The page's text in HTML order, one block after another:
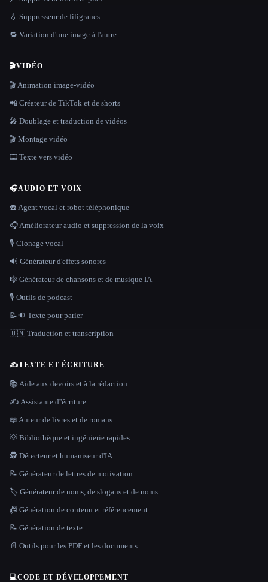
💧 Suppresseur de filigranes
🔁 Variation d'une image à l'autre
🎬VIDÉO
🎬 Animation image-vidéo
📲 Créateur de TikTok et de shorts
🎤 Doublage et traduction de vidéos
🎬 Montage vidéo
🎞️ Texte vers vidéo
🎧AUDIO ET VOIX
☎️ Agent vocal et robot téléphonique
🎧 Améliorateur audio et suppression de la voix
🎙️ Clonage vocal
🔊 Générateur d'effets sonores
🎼 Générateur de chansons et de musique IA
🎙️ Outils de podcast
📝🔉 Texte pour parler
🇺🇳 Traduction et transcription
✍️TEXTE ET ÉCRITURE
📚 Aide aux devoirs et à la rédaction
✍️ Assistante d''écriture
📖 Auteur de livres et de romans
💡 Bibliothèque et ingénierie rapides
🕵️ Détecteur et humaniseur d'IA
📝 Générateur de lettres de motivation
🏷️ Générateur de noms, de slogans et de noms
📠 Génération de contenu et référencement
📝 Génération de texte
📄 Outils pour les PDF et les documents
💻CODE ET DÉVELOPPEMENT